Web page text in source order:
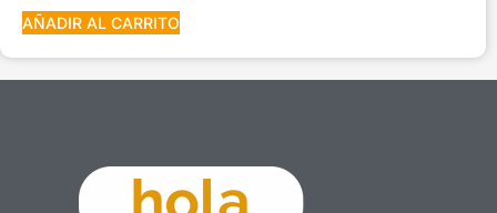
AÑADIR AL CARRITO